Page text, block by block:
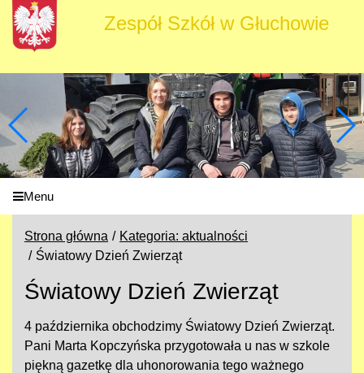
Zespół Szkół w Głuchowie
Menu
Strona główna
Kategoria: aktualności
Światowy Dzień Zwierząt
Światowy Dzień Zwierząt
4 października obchodzimy Światowy Dzień Zwierząt.
Pani Marta Kopczyńska przygotowała u nas w szkole
piękną gazetkę dla uhonorowania tego ważnego